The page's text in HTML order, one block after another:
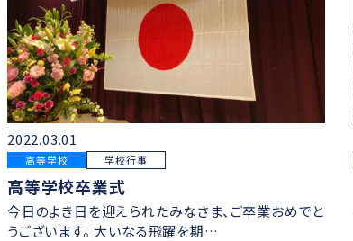
2022.03.01
高等学校 学校行事
高等学校卒業式
今日のよき日を迎えられたみなさま、ご卒業おめでと
うございます。 大いなる飛躍を期…